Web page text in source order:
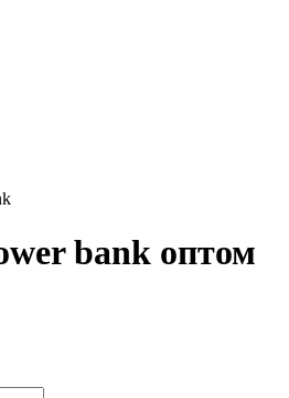
bank оптом